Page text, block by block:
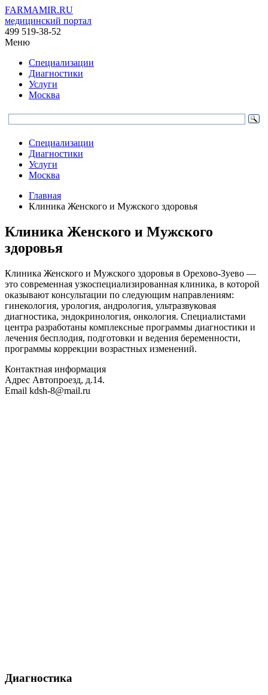
FARMAMIR.RU
медицинский портал
499 519-38-52
Меню
Специализации
Диагностики
Услуги
Москва
Специализации
Диагностики
Услуги
Москва
Главная
Клиника Женского и Мужского здоровья
Клиника Женского и Мужского
здоровья
Клиника Женского и Мужского здоровья в Орехово-Зуево —
это современная узкоспециализированная клиника, в которой
оказывают консультации по следующим направлениям:
гинекология, урология, андрология, ультразвуковая
диагностика, эндокринология, онкология. Специалистами
центра разработаны комплексные программы диагностики и
лечения бесплодия, подготовки и ведения беременности,
программы коррекции возрастных изменений.
Контактная информация
Адрес Автопроезд, д.14.
Email kdsh-8@mail.ru
Диагностика